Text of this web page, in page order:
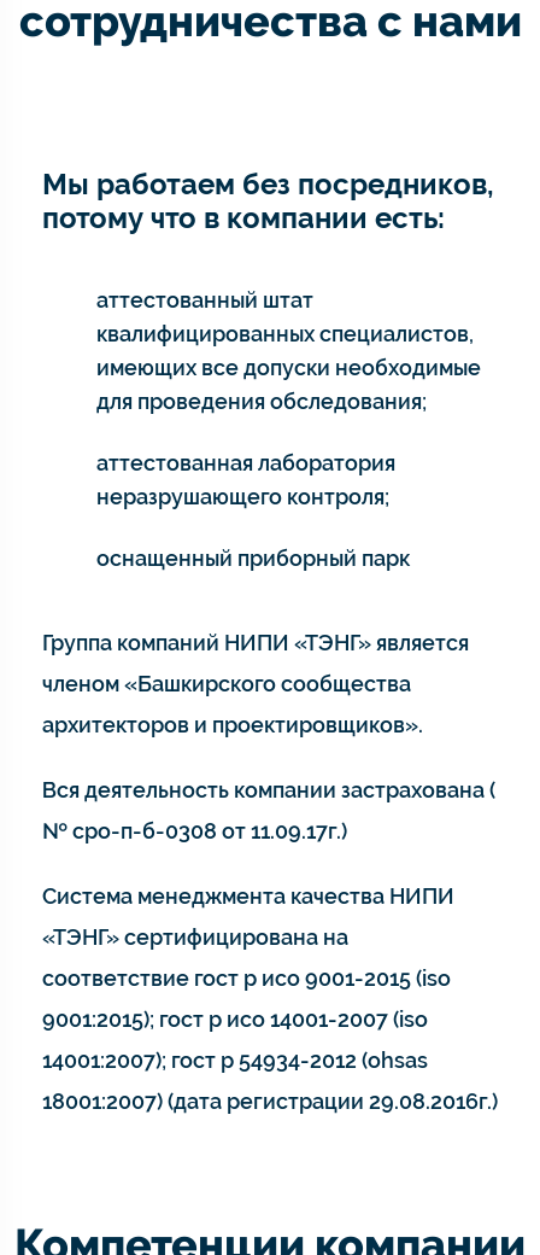
сотрудничества с нами
Мы работаем без посредников,
потому что в компании есть:
аттестованный штат
квалифицированных специалистов,
имеющих все допуски необходимые
для проведения обследования;
аттестованная лаборатория
неразрушающего контроля;
оснащенный приборный парк
Группа компаний НИПИ «ТЭНГ» является
членом «Башкирского сообщества
архитекторов и проектировщиков».
Вся деятельность компании застрахована (
№ сро-п-б-0308 от 11.09.17г.)
Система менеджмента качества НИПИ
«ТЭНГ» сертифицирована на
соответствие гост р исо 9001-2015 (iso
9001:2015); гост р исо 14001-2007 (iso
14001:2007); гост р 54934-2012 (ohsas
18001:2007) (дата регистрации 29.08.2016г.)
Компетенции компании